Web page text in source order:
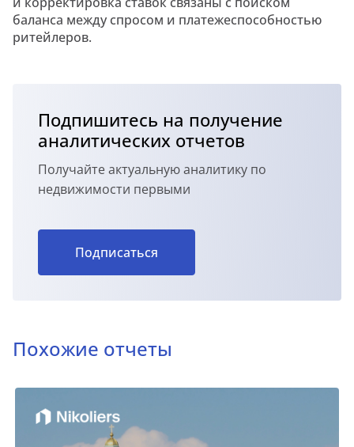
баланса между спросом и платежеспособностью
ритейлеров.
Подпишитесь на получение
аналитических отчетов
Получайте актуальную аналитику по
недвижимости первыми
Подписаться
Похожие отчеты